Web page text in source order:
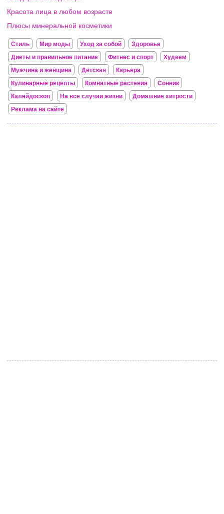
Красота лица в любом возрасте
Плюсы минеральной косметики
Стиль Мир моды Уход за собой
Здоровье
Диеты и правильное питание
Фитнес и спорт
Худеем
Мужчина и женщина
Детская
Карьера
Кулинарные рецепты
Комнатные растения
Сонник
Калейдоскоп
На все случаи жизни
Домашние хитрости
Реклама на сайте